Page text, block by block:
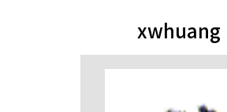
xwhuang